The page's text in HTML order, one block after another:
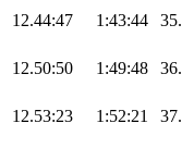
12.44:47 1:43:44 35.
12.50:50 1:49:48 36.
12.53:23 1:52:21 37.